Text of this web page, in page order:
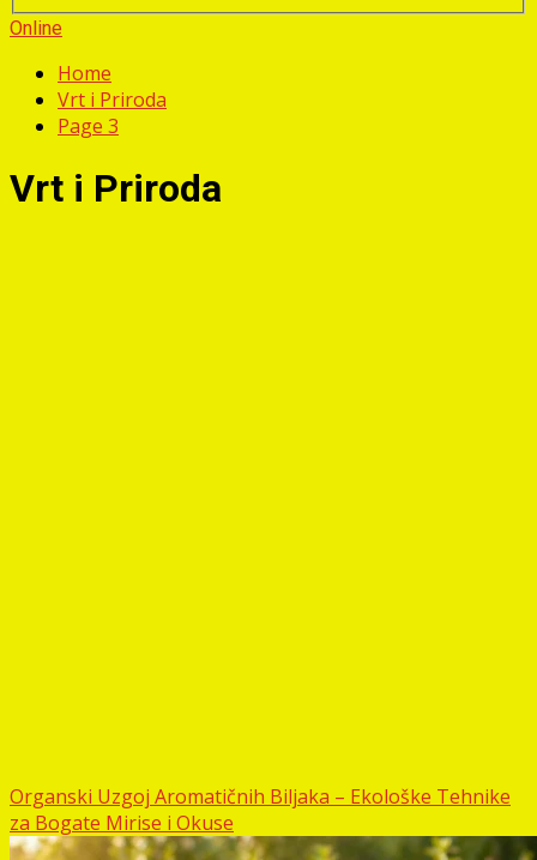
Online
Home
Vrt i Priroda
Page 3
Vrt i Priroda
Organski Uzgoj Aromatičnih Biljaka – Ekološke Tehnike
za Bogate Mirise i Okuse